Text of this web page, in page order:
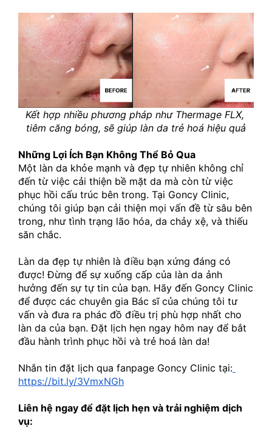
Kết hợp nhiều phương pháp như Thermage FLX,
tiêm căng bóng, sẽ giúp làn da trẻ hoá hiệu quả
Những Lợi Ích Bạn Không Thể Bỏ Qua
Một làn da khỏe mạnh và đẹp tự nhiên không chỉ
đến từ việc cải thiện bề mặt da mà còn từ việc
phục hồi cấu trúc bên trong. Tại Goncy Clinic,
chúng tôi giúp bạn cải thiện mọi vấn đề từ sâu bên
trong, như tình trạng lão hóa, da chảy xệ, và thiếu
săn chắc.
Làn da đẹp tự nhiên là điều bạn xứng đáng có
được! Đừng để sự xuống cấp của làn da ảnh
hưởng đến sự tự tin của bạn. Hãy đến Goncy Clinic
để được các chuyên gia Bác sĩ của chúng tôi tư
vấn và đưa ra phác đồ điều trị phù hợp nhất cho
làn da của bạn. Đặt lịch hẹn ngay hôm nay để bắt
đầu hành trình phục hồi và trẻ hoá làn da!
Nhắn tin đặt lịch qua fanpage Goncy Clinic tại:
https://bit.ly/3VmxNGh
Liên hệ ngay để đặt lịch hẹn và trải nghiệm dịch
vụ: